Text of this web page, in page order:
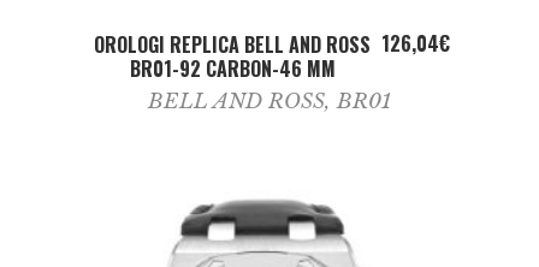
ADD TO CART
OROLOGI REPLICA BELL AND ROSS
BR01-92 CARBON-46 MM
126,04€
BELL AND ROSS,BR01